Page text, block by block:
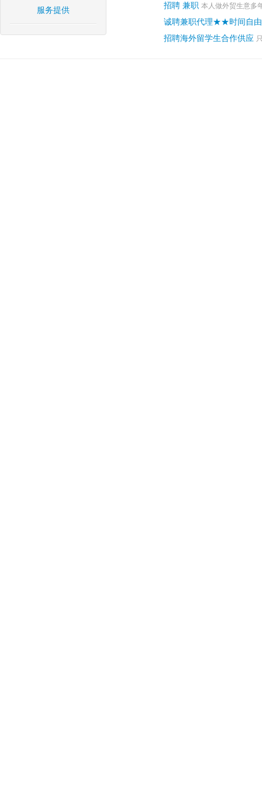
服务提供
招聘 兼职 本人做外贸生意多
诚聘兼职代理★★时间自
招聘海外留学生合作供应